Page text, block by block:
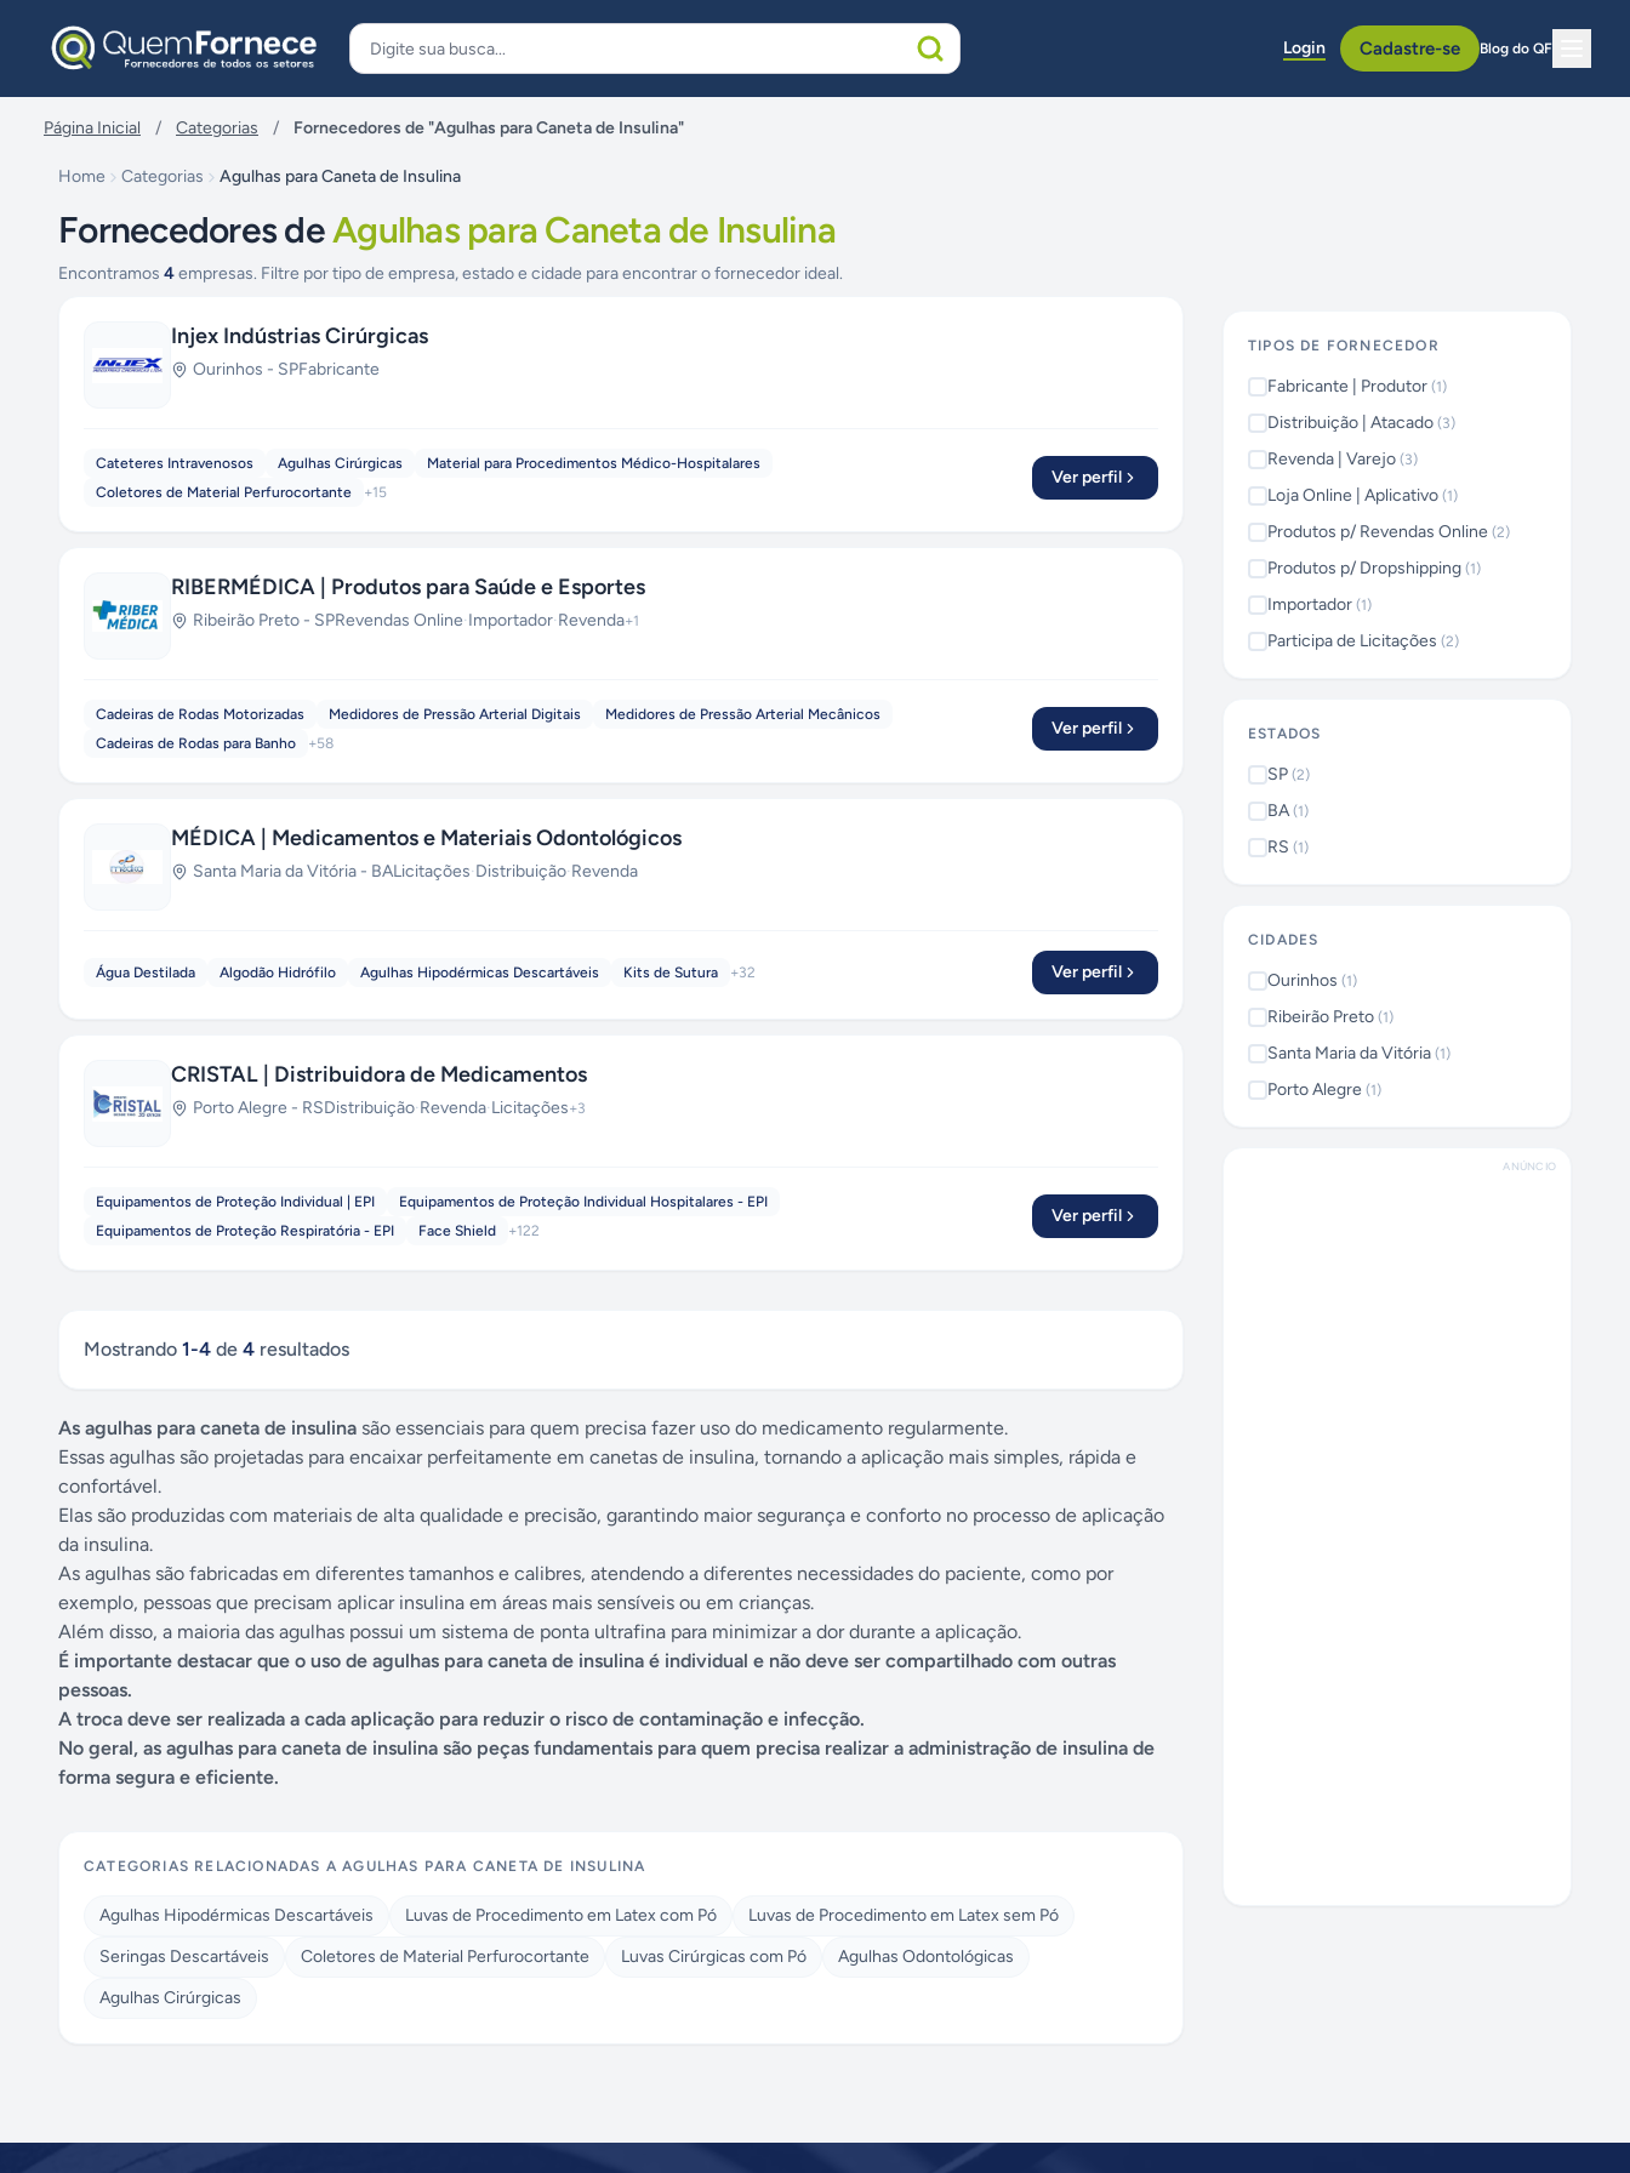
Login Cadastre-se Blog do QF
Página Inicial / Categorias / Fornecedores de "Agulhas para Caneta de Insulina"
Home Categorias Agulhas para Caneta de Insulina
Fornecedores deAgulhas para Caneta de Insulina
Encontramos 4empresas. Filtre por tipo de empresa, estado e cidade para encontrar o fornecedor ideal.
Injex Indústrias Cirúrgicas
Ourinhos - SPFabricante
Cateteres Intravenosos Agulhas Cirúrgicas
Material para Procedimentos Médico-Hospitalares
Coletores de Material Perfurocortante
+15
Ver perfil
RIBERMÉDICA | Produtos para Saúde e Esportes
Ribeirão Preto - SPRevendas Online·Importador·Revenda+1
Cadeiras de Rodas Motorizadas Medidores de Pressão Arterial Digitais
Medidores de Pressão Arterial Mecânicos
Cadeiras de Rodas para Banho
+58
Ver perfil
MÉDICA | Medicamentos e Materiais Odontológicos
Santa Maria da Vitória - BALicitações·Distribuição·Revenda
Água Destilada Algodão Hidrófilo Agulhas Hipodérmicas Descartáveis Kits de Sutura +32 Ver perfil
CRISTAL | Distribuidora de Medicamentos
Porto Alegre - RSDistribuição·Revenda·Licitações+3
Equipamentos de Proteção Individual | EPI
Equipamentos de Proteção Individual Hospitalares - EPI
Equipamentos de Proteção Respiratória - EPI
Face Shield +122
Ver perfil
Mostrando 1-4 de 4 resultados
As agulhas para caneta de insulina são essenciais para quem precisa fazer uso do medicamento regularmente.
Essas agulhas são projetadas para encaixar perfeitamente em canetas de insulina, tornando a aplicação mais simples, rápida e
confortável.
Elas são produzidas com materiais de alta qualidade e precisão, garantindo maior segurança e conforto no processo de aplicação
da insulina.
As agulhas são fabricadas em diferentes tamanhos e calibres, atendendo a diferentes necessidades do paciente, como por
exemplo, pessoas que precisam aplicar insulina em áreas mais sensíveis ou em crianças.
Além disso, a maioria das agulhas possui um sistema de ponta ultrafina para minimizar a dor durante a aplicação.
É importante destacar que o uso de agulhas para caneta de insulina é individual e não deve ser compartilhado com outras
pessoas.
A troca deve ser realizada a cada aplicação para reduzir o risco de contaminação e infecção.
No geral, as agulhas para caneta de insulina são peças fundamentais para quem precisa realizar a administração de insulina de
forma segura e eficiente.
CATEGORIAS RELACIONADAS AAGULHAS PARA CANETA DE INSULINA
Agulhas Hipodérmicas Descartáveis Luvas de Procedimento em Latex com Pó
Luvas de Procedimento em Latex sem Pó
Seringas Descartáveis
Coletores de Material Perfurocortante Luvas Cirúrgicas com Pó
Agulhas Odontológicas
Agulhas Cirúrgicas
TIPOS DE FORNECEDOR
Fabricante | Produtor (1)
Distribuição | Atacado (3)
Revenda | Varejo (3)
Loja Online | Aplicativo (1)
Produtos p/ Revendas Online (2)
Produtos p/ Dropshipping (1)
Importador (1)
Participa de Licitações (2)
ESTADOS
SP (2)
BA (1)
RS (1)
CIDADES
Ourinhos (1)
Ribeirão Preto (1)
Santa Maria da Vitória (1)
Porto Alegre (1)
ANÚNCIO